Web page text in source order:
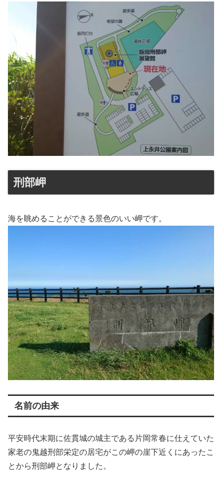
刑部岬
海を眺めることができる景色のいい岬です。
名前の由来
平安時代末期に佐貫城の城主である片岡常春に仕えていた
家老の鬼越刑部栄定の居宅がこの岬の崖下近くにあったこ
とから刑部岬となりました。